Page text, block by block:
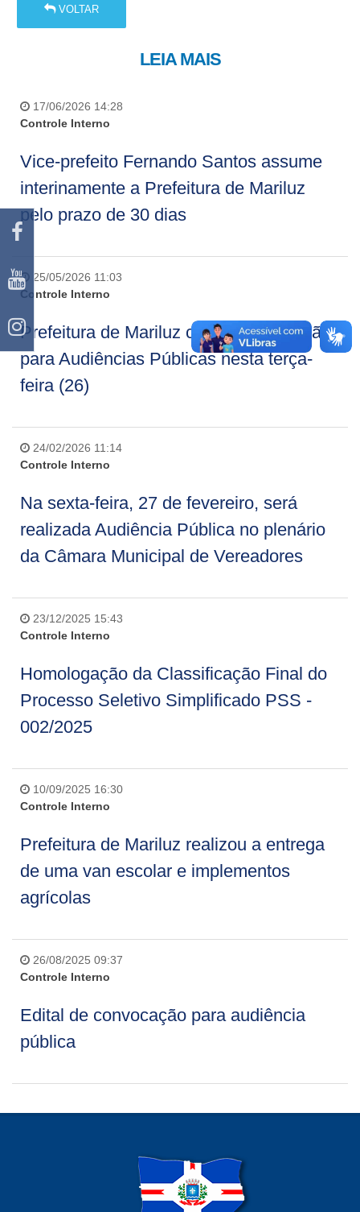
VOLTAR
LEIA MAIS
17/06/2026 14:28
Controle Interno
Vice-prefeito Fernando Santos assume
interinamente a Prefeitura de Mariluz
pelo prazo de 30 dias
25/05/2026 11:03
Controle Interno
Prefeitura de Mariluz convida população
para Audiências Públicas nesta terça-
feira (26)
24/02/2026 11:14
Controle Interno
Na sexta-feira, 27 de fevereiro, será
realizada Audiência Pública no plenário
da Câmara Municipal de Vereadores
23/12/2025 15:43
Controle Interno
Homologação da Classificação Final do
Processo Seletivo Simplificado PSS -
002/2025
10/09/2025 16:30
Controle Interno
Prefeitura de Mariluz realizou a entrega
de uma van escolar e implementos
agrícolas
26/08/2025 09:37
Controle Interno
Edital de convocação para audiência
pública